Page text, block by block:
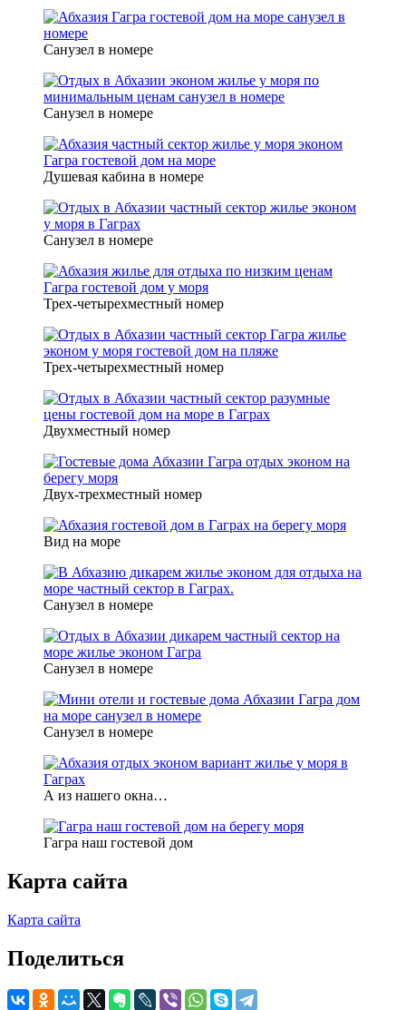
Санузел в номере
Санузел в номере
Душевая кабина в номере
Санузел в номере
Трех-четырехместный номер
Трех-четырехместный номер
Двухместный номер
Двух-трехместный номер
Вид на море
Санузел в номере
Санузел в номере
Санузел в номере
А из нашего окна…
Гагра наш гостевой дом
Карта сайта
Карта сайта
Поделиться